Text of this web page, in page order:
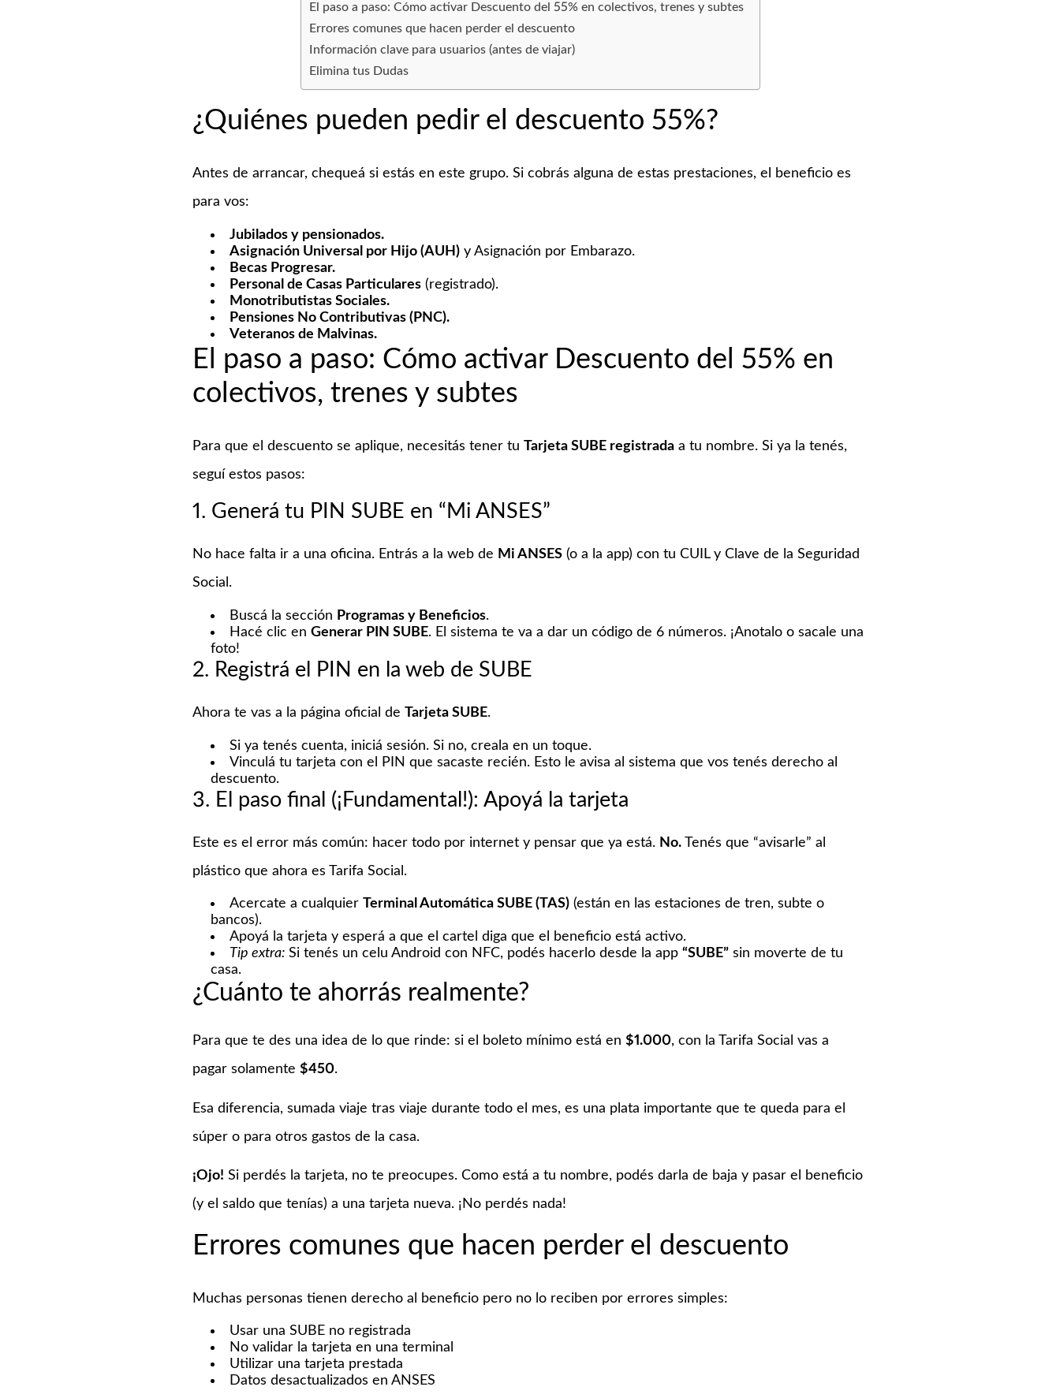
El paso a paso: Cómo activar Descuento del 55% en colectivos, trenes y subtes
Errores comunes que hacen perder el descuento
Información clave para usuarios (antes de viajar)
Elimina tus Dudas
¿Quiénes pueden pedir el descuento 55%?
Antes de arrancar, chequeá si estás en este grupo. Si cobrás alguna de estas prestaciones, el beneficio es
para vos:
Jubilados y pensionados.
Asignación Universal por Hijo (AUH)y Asignación por Embarazo.
Becas Progresar.
Personal de Casas Particulares(registrado).
Monotributistas Sociales.
Pensiones No Contributivas (PNC).
Veteranos de Malvinas.
El paso a paso: Cómo activar Descuento del 55% en
colectivos, trenes y subtes
Para que el descuento se aplique, necesitás tener tuTarjeta SUBE registrada a tu nombre. Si ya la tenés,
seguí estos pasos:
1. Generá tu PIN SUBE en “Mi ANSES”
No hace falta ir a una oficina. Entrás a la web de Mi ANSES (o a la app) con tu CUIL y Clave de la Seguridad
Social.
Buscá la sección Programas y Beneficios.
Hacé clic en Generar PIN SUBE. El sistema te va a dar un código de 6 números. ¡Anotalo o sacale una
foto!
2. Registrá el PIN en la web de SUBE
Ahora te vas a la página oficial deTarjeta SUBE.
Si ya tenés cuenta, iniciá sesión. Si no, creala en un toque.
Vinculá tu tarjeta con el PIN que sacaste recién. Esto le avisa al sistema que vos tenés derecho al
descuento.
3. El paso final (¡Fundamental!): Apoyá la tarjeta
Este es el error más común: hacer todo por internet y pensar que ya está. No. Tenés que “avisarle” al
plástico que ahora es Tarifa Social.
Acercate a cualquier Terminal Automática SUBE (TAS)(están en las estaciones de tren, subte o
bancos).
Apoyá la tarjeta y esperá a que el cartel diga que el beneficio está activo.
Tip extra:Si tenés un celu Android con NFC, podés hacerlo desde la app “SUBE”sin moverte de tu
casa.
¿Cuánto te ahorrás realmente?
Para que te des una idea de lo que rinde: si el boleto mínimo está en$1.000, con la Tarifa Social vas a
pagar solamente$450.
Esa diferencia, sumada viaje tras viaje durante todo el mes, es una plata importante que te queda para el
súper o para otros gastos de la casa.
¡Ojo! Si perdés la tarjeta, no te preocupes. Como está a tu nombre, podés darla de baja y pasar el beneficio
(y el saldo que tenías) a una tarjeta nueva. ¡No perdés nada!
Errores comunes que hacen perder el descuento
Muchas personas tienen derecho al beneficio pero no lo reciben por errores simples:
Usar una SUBE no registrada
No validar la tarjeta en una terminal
Utilizar una tarjeta prestada
Datos desactualizados en ANSES